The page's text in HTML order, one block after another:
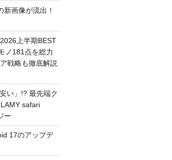
画像が流出！
上半期BEST
ノ181点を総力
戦略も徹底解説
い」!? 最先端ク
safari
ー
17のアップデ